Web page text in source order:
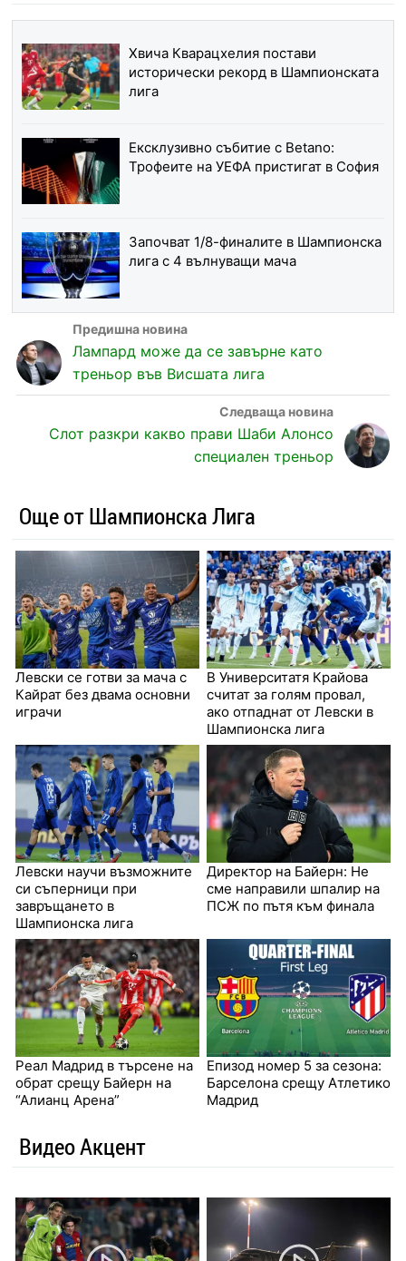
Хвича Кварацхелия постави
исторически рекорд в Шампионската
лига
Ексклузивно събитие с Betanо:
Трофеите на УЕФА пристигат в София
Започват 1/8-финалите в Шампионска
лига с 4 вълнуващи мача
Лампард може да се завърне като
треньор във Висшата лига
Слот разкри какво прави Шаби Алонсо
специален треньор
Още от Шампионска Лига
Левски се готви за мача с
Кайрат без двама основни
играчи
В Университатя Крайова
считат за голям провал,
ако отпаднат от Левски в
Шампионска лига
Левски научи възможните
си съперници при
завръщането в
Шампионска лига
Директор на Байерн: Не
сме направили шпалир на
ПСЖ по пътя към финала
Реал Мадрид в търсене на
обрат срещу Байерн на
“Алианц Арена”
Епизод номер 5 за сезона:
Барселона срещу Атлетико
Мадрид
Видео Акцент